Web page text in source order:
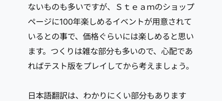
ないものも多いですが、Ｓｔｅａｍのショップ
ページに100年楽しめるイベントが用意されて
いるとの事で、価格ぐらいには楽しめると思い
ます。つくりは雑な部分も多いので、心配であ
ればテスト版をプレイしてから考えましょう。
日本語翻訳は、わかりにくい部分もあります